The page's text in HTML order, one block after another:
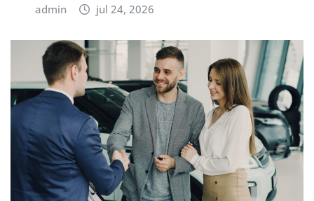
admin jul 24, 2026